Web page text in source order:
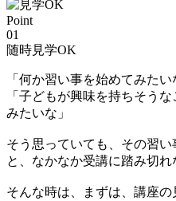
Point
01
随時見学OK
「何か習い事を始めてみたい
「子どもが興味を持ちそう
みたいな」
そう思っていても、その習
と、なかなか受講に踏み切れ
そんな時は、まずは、講座